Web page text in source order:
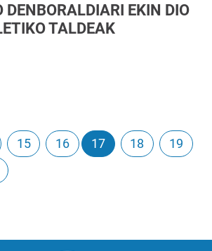
DENBORALDIARI EKIN DIO
TALDEAK
15 16 17 18
19